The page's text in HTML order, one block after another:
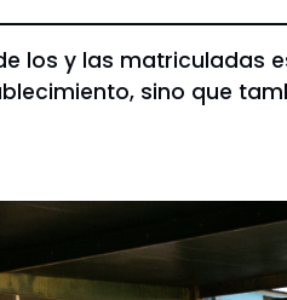
los y las matriculadas
sino que